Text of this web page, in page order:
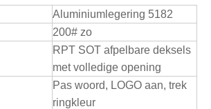
Aluminiumlegering 5182
200# zo
RPT SOT afpelbare deksels
met volledige opening
Pas woord, LOGO aan, trek
ringkleur